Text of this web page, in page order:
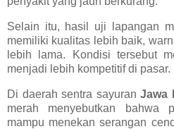
Selain itu, hasil uji lapangan
memiliki kualitas lebih baik,
lebih lama. Kondisi tersebut
menjadi lebih kompetitif di pasar.
Di daerah sentra sayuran Jawa
merah menyebutkan bahwa
mampu menekan serangan